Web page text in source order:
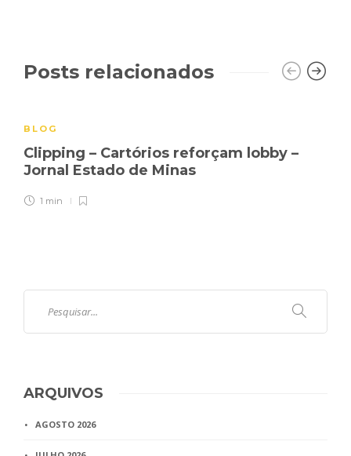
Posts relacionados
BLOG
Clipping – Cartórios reforçam lobby –
Jornal Estado de Minas
1 min
ARQUIVOS
AGOSTO 2026